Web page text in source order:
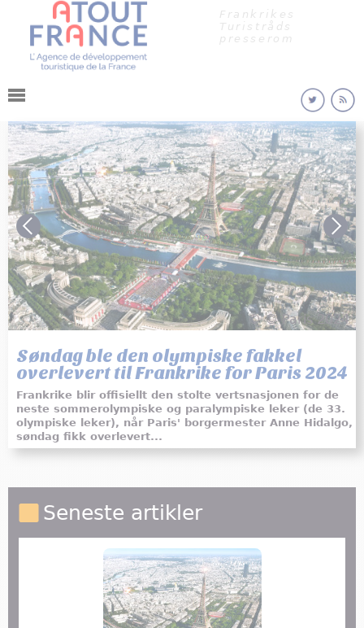
Jump to navigationFrankrikes
Turistråds
presserom
© © Paris 2024
Søndag ble den olympiske fakkel
overlevert til Frankrike for Paris 2024
Frankrike blir offisiellt den stolte vertsnasjonen for de
neste sommerolympiske og paralympiske leker (de 33.
olympiske leker), når Paris' borgermester Anne Hidalgo,
søndag fikk overlevert...
Seneste artikler
Cookies management panel